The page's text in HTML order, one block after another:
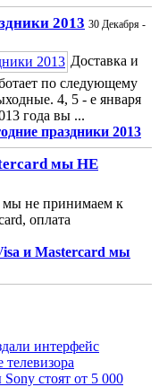
2013 30 Декабря -
Доставка и
по следующему
4, 5 - е января
года вы ...
праздники 2013
мы НЕ
мы не принимаем к
оплата
и Mastercard мы
интерфейс
стоят от 5 000